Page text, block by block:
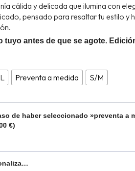
cálida y delicada que ilumina con
pensado para resaltar tu estilo y
tuyo antes de que se agote.
Preventa a medida S/M
de haber seleccionado »preventa a
€)